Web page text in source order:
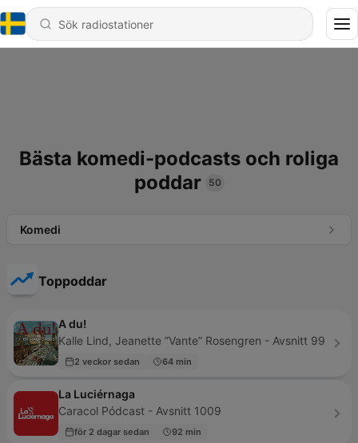
Bästa komedi-podcasts och roliga
poddar
50
Komedi
Toppoddar
A du!
Kalle Lind, Jeanette ”Vante” Rosengren - Avsnitt 99
2 veckor sedan 64 min
La Luciérnaga
Caracol Pódcast - Avsnitt 1009
för 2 dagar sedan 92 min